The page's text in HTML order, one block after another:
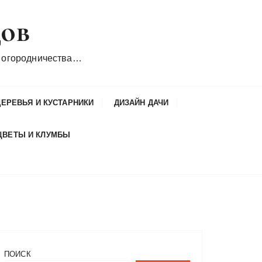
И КУСТАРНИКИ ДИЗАЙН ДАЧИ
И КЛУМБЫ
ПОИСК